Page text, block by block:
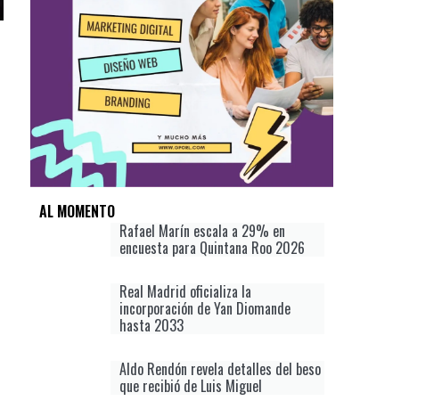
AL MOMENTO
Rafael Marín escala a 29% en
encuesta para Quintana Roo 2026
Real Madrid oficializa la
incorporación de Yan Diomande
hasta 2033
Aldo Rendón revela detalles del beso
que recibió de Luis Miguel